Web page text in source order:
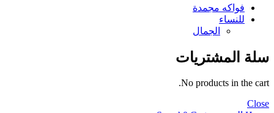
فواكه مجمدة
للنساء
الجمال
سلة المشتريات
No products in the cart.
Close